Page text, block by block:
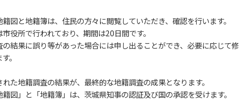
図と地籍簿は、住民の方々に閲覧していただき、確認を行います。
役所で行われており、期間は20日間です。
の結果に誤り等があった場合には申し出ることができ、必要に応じて修
。
れた地籍調査の結果が、最終的な地籍調査の成果となります。
籍図」と「地籍簿」は、茨城県知事の認証及び国の承認を受けます。